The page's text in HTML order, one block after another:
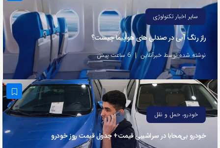
را
دوستان
خود
اشتراک
بگذارید.
لینک
سایر اخبار تکنولوژی
راز رنگ آبی در صندلی های هواپیما چیست؟
نوشته شده توسط خبرآنلاین 6 ساعت پیش
خودرو، حمل و نقل
خودرو بی‌محابا در سراشیبی قیمت+ جدول قیمت روز خودرو